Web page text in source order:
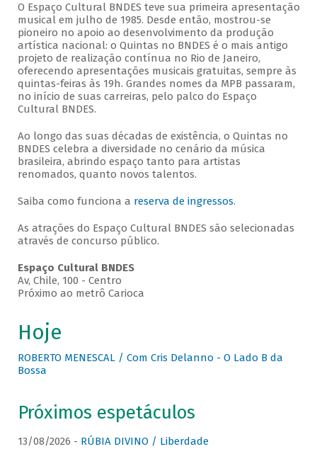
O Espaço Cultural BNDES teve sua primeira apresentação
musical em julho de 1985. Desde então, mostrou-se
pioneiro no apoio ao desenvolvimento da produção
artística nacional: o Quintas no BNDES é o mais antigo
projeto de realização contínua no Rio de Janeiro,
oferecendo apresentações musicais gratuitas, sempre às
quintas-feiras às 19h. Grandes nomes da MPB passaram,
no início de suas carreiras, pelo palco do Espaço
Cultural BNDES.
Ao longo das suas décadas de existência, o Quintas no
BNDES celebra a diversidade no cenário da música
brasileira, abrindo espaço tanto para artistas
renomados, quanto novos talentos.
Saiba como funciona a reserva de ingressos.
As atrações do Espaço Cultural BNDES são selecionadas
através de concurso público.
Espaço Cultural BNDES
Av, Chile, 100 - Centro
Próximo ao metrô Carioca
Hoje
ROBERTO MENESCAL / Com Cris Delanno - O Lado B da
Bossa
Próximos espetáculos
13/08/2026 - RÚBIA DIVINO / Liberdade